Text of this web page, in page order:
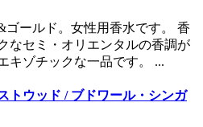
ゴールド。女性用香水です。 香
なセミ・オリエンタルの香調が
キゾチックな一品です。 ...
トウッド / ブドワール・シンガ